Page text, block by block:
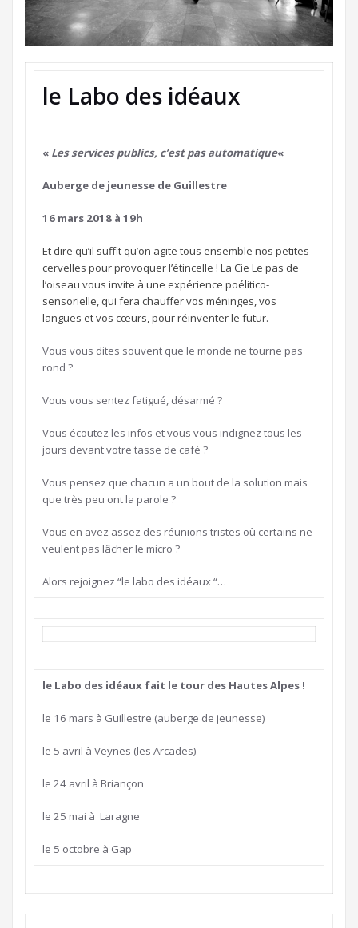
le Labo des idéaux
« Les services publics, c’est pas automatique«
Auberge de jeunesse de Guillestre
16 mars 2018 à 19h
Et dire qu’il suffit qu’on agite tous ensemble nos petites
cervelles pour provoquer l’étincelle ! La Cie Le pas de
l’oiseau vous invite à une expérience poélitico-
sensorielle, qui fera chauffer vos méninges, vos
langues et vos cœurs, pour réinventer le futur.
Vous vous dites souvent que le monde ne tourne pas
rond ?
Vous vous sentez fatigué, désarmé ?
Vous écoutez les infos et vous vous indignez tous les
jours devant votre tasse de café ?
Vous pensez que chacun a un bout de la solution mais
que très peu ont la parole ?
Vous en avez assez des réunions tristes où certains ne
veulent pas lâcher le micro ?
Alors rejoignez “le labo des idéaux “…
le Labo des idéaux fait le tour des Hautes Alpes !
le 16 mars à Guillestre (auberge de jeunesse)
le 5 avril à Veynes (les Arcades)
le 24 avril à Briançon
le 25 mai à Laragne
le 5 octobre à Gap